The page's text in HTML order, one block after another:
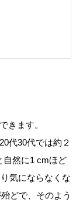
きます。
代30代では約２
自然に1 cmほど
気にならなくな
どで、そのよう